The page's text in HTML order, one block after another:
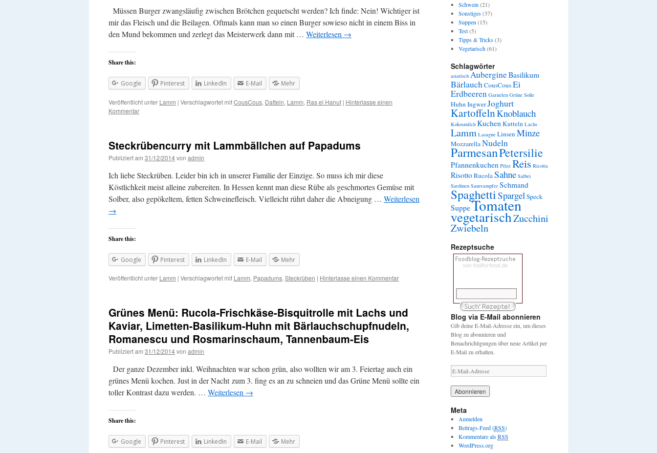
Müssen Burger zwangsläufig zwischen Brötchen gequetscht werden? Ich finde: Nein! Wichtiger ist
mir das Fleisch und die Beilagen. Oftmals kann man so einen Burger sowieso nicht in einem Biss in
den Mund bekommen und zerlegt das Meisterwerk dann mit … Weiterlesen →
Share this:
Google Pinterest LinkedIn E-Mail Mehr
Veröffentlicht unter Lamm | Verschlagwortet mitCousCous, Datteln, Lamm, Ras el Hanut | Hinterlasse einen
Kommentar
Steckrübencurry mit Lammbällchen auf Papadums
Publiziert am 31/12/2014von admin
Ich liebe Steckrüben. Leider bin ich in unserer Familie der Einzige. So muss ich mir diese
Köstlichkeit meist alleine zubereiten. In Hessen kennt man diese Rübe als geschmortes Gemüse mit
Solber, also gepökeltem, fetten Schweinefleisch. Vielleicht rührt daher die Abneigung … Weiterlesen
→
Share this:
Google Pinterest LinkedIn E-Mail Mehr
Veröffentlicht unter Lamm | Verschlagwortet mit Lamm, Papadums, Steckrüben | Hinterlasse einen Kommentar
Grünes Menü: Rucola-Frischkäse-Bisquitrolle mit Lachs und
Kaviar, Limetten-Basilikum-Huhn mit Bärlauchschupfnudeln,
Romanescu und Rosmarinschaum, Tannenbaum-Eis
Publiziert am 31/12/2014von admin
Der ganze Dezember inkl. Weihnachten war schon grün, also wollten wir am 3. Feiertag auch ein
grünes Menü kochen. Just in der Nacht zum 3. fing es an zu schneien und das Grüne Menü sollte ein
toller Kontrast dazu werden. … Weiterlesen →
Share this:
Google Pinterest LinkedIn E-Mail Mehr
Schwein (21)
Sonstiges(37)
Suppen (15)
Test(5)
Tipps & Tricks(3)
Vegetarisch(61)
Schlagwörter
asiatisch AubergineBasilikum
BärlauchCousCousEi
Erdbeeren Garnelen Grüne Soße
HuhnIngwerJoghurt
KartoffelnKnoblauch
Kokosmilch KuchenKutteln Lachs
Lamm Lasagne LinsenMinze
MozzarellaNudeln
ParmesanPetersilie
Pfannenkuchen Pilze Reis Ricotta
RisottoRucolaSahne Salbei
Sardinen Sauerampfer Schmand
SpaghettiSpargelSpeck
SuppeTomaten
vegetarischZucchini
Zwiebeln
Rezeptsuche
Blog via E-Mail abonnieren
Gib deine E-Mail-Adresse ein, um dieses
Blog zu abonnieren und
Benachrichtigungen über neue Artikel per
E-Mail zu erhalten.
E
-
M
a
l
-
A
d
r
Meta
Anmelden
Beitrags-Feed (RSS)
Kommentare alsRSS
WordPress.org